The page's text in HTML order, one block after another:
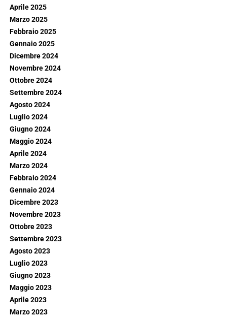
Aprile 2025
Marzo 2025
Febbraio 2025
Gennaio 2025
Dicembre 2024
Novembre 2024
Ottobre 2024
Settembre 2024
Agosto 2024
Luglio 2024
Giugno 2024
Maggio 2024
Aprile 2024
Marzo 2024
Febbraio 2024
Gennaio 2024
Dicembre 2023
Novembre 2023
Ottobre 2023
Settembre 2023
Agosto 2023
Luglio 2023
Giugno 2023
Maggio 2023
Aprile 2023
Marzo 2023